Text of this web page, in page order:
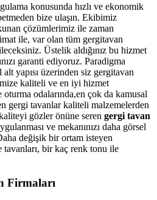
konusunda hızlı ve ekonomik
bize ulaşın. Ekibimiz
çözümlerimiz ile zaman
ile, var olan tüm gergitavan
Üstelik aldığınız bu hizmet
garanti ediyoruz. Paradigma
alt yapısı üzerinden siz gergitavan
kaliteli ve en iyi hizmet
odalarında,en çok da kamusal
gergi tavanlar kaliteli malzemelerden
gözler önüne seren gergi tavan
ve mekanınızı daha görsel
değişik bir ortam isteyen
tavanları, bir kaç renk tonu ile
Firmaları